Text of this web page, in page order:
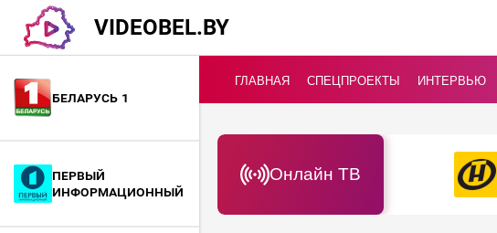
VIDEOBEL.BY
Беларусь 1
Первый
информационный
ГЛАВНАЯ СПЕЦПРОЕКТЫ ИНТЕРВЬЮ
Онлайн ТВ